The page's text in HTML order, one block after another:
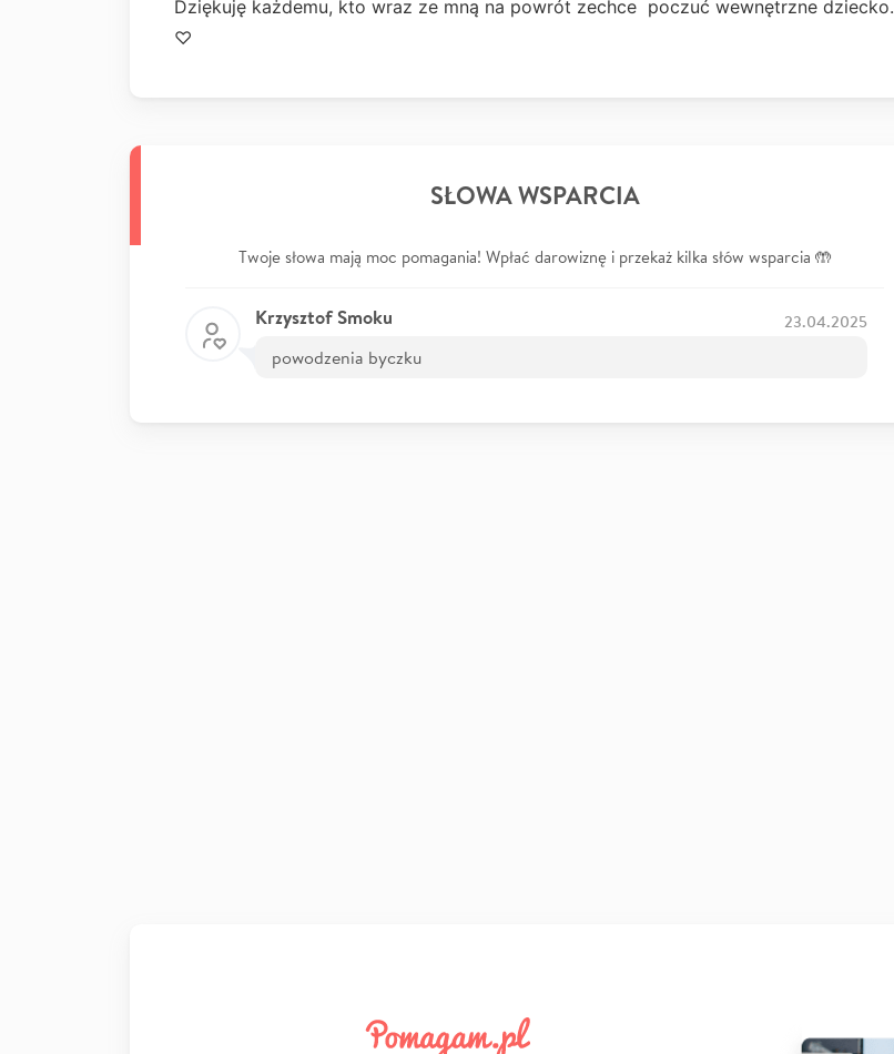
Dziękuję każdemu, kto wraz ze mną na powrót zechce poczuć wewnętrzne dziecko.
♡
SŁOWA WSPARCIA
Twoje słowa mają moc pomagania! Wpłać darowiznę i przekaż kilka słów wsparcia 🤲
Krzysztof Smoku 23.04.2025
powodzenia byczku